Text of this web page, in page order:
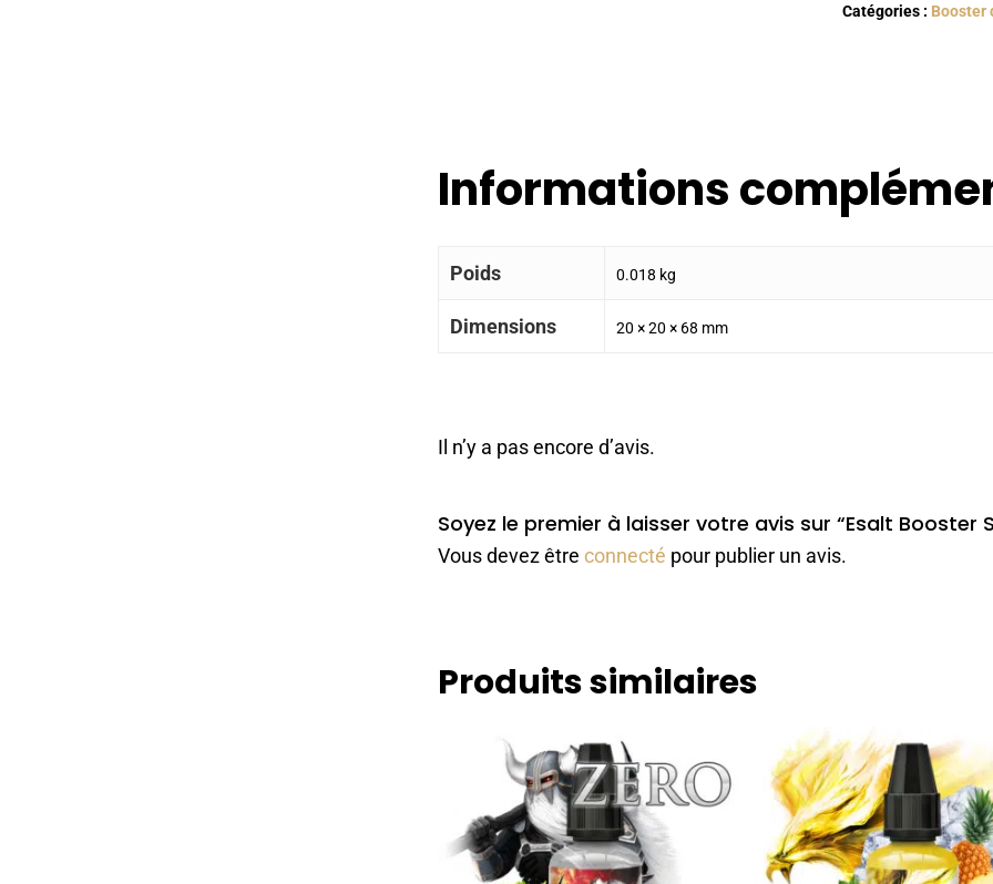
Catégories : Booster
Informations
Poids 0.018 kg
Dimensions 20 × 20 × 68 mm
Il n’y a pas encore d’avis.
Soyez le premier à laisser votre avis sur “Esalt Booster
Vous devez êtreconnecté pour publier un avis.
Produits similaires